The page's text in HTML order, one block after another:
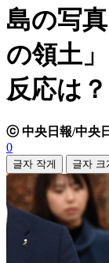
島の写
の領土
反応は？
ⓒ 中央日報/中央
0
글자 작게 글자 크